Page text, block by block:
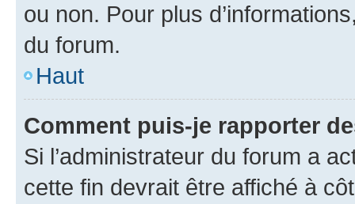
ou non. Pour plus
du forum.
Haut
Comment puis-je rapporter
Si l’administrateur du forum a
cette fin devrait être affiché à